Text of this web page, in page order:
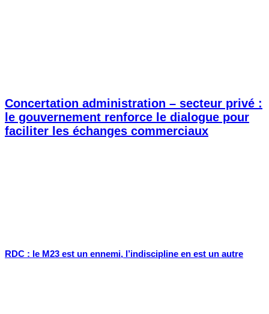
Concertation administration – secteur privé :
le gouvernement renforce le dialogue pour
faciliter les échanges commerciaux
RDC : le M23 est un ennemi, l’indiscipline en est un autre